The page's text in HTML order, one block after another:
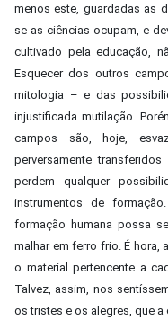
menos este, guardadas as
se as ciências ocupam, e
cultivado pela educação,
Esquecer dos outros
mitologia – e das
injustificada mutilação.
campos são, hoje,
perversamente
perdem qualquer
instrumentos de
formação humana possa
malhar em ferro frio. É hora,
o material pertencente a
Talvez, assim, nos
os tristes e os alegres, que